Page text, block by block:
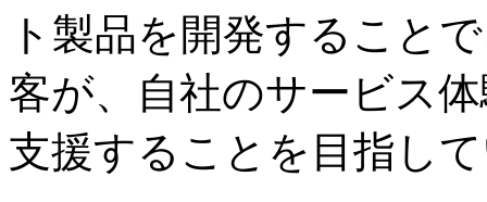
ト製品を開発すること
客が、自社のサービス
支援することを目指し